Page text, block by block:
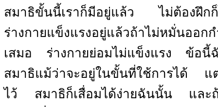
สมาธิขั้นนี้เราก็มีอยู่แล้ว
ไม่ต้องฝึก
ร่างกายแข็งแรงอยู่แล้วถ้าไม่หมั่นออก
เสมอ
ร่างกายย่อมไม่แข็งแรง
ข้อนี้
สมาธิแม้ว่าจะอยู่ในขั้นที่ใช้การได้
แ
ไว้
สมาธิก็เสื่อมได้ง่ายฉันนั้น
และ